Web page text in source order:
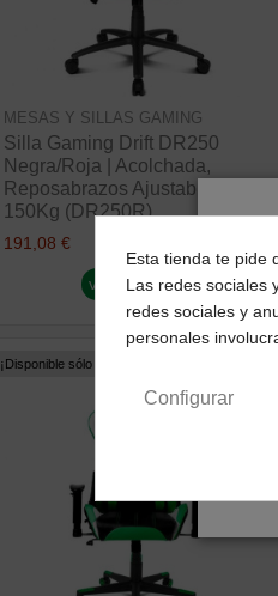
MESAS Y SILLAS GAMING
Silla Gaming Drift DR250
Negra/Roja | Acolchada,
Reposabrazos Ajustables y
150Kg (DR250R)
191,08 €
ver producto
¡Disponible sólo en Internet!
Esta tienda te pide
Las redes sociales
redes sociales y
personales
Configurar